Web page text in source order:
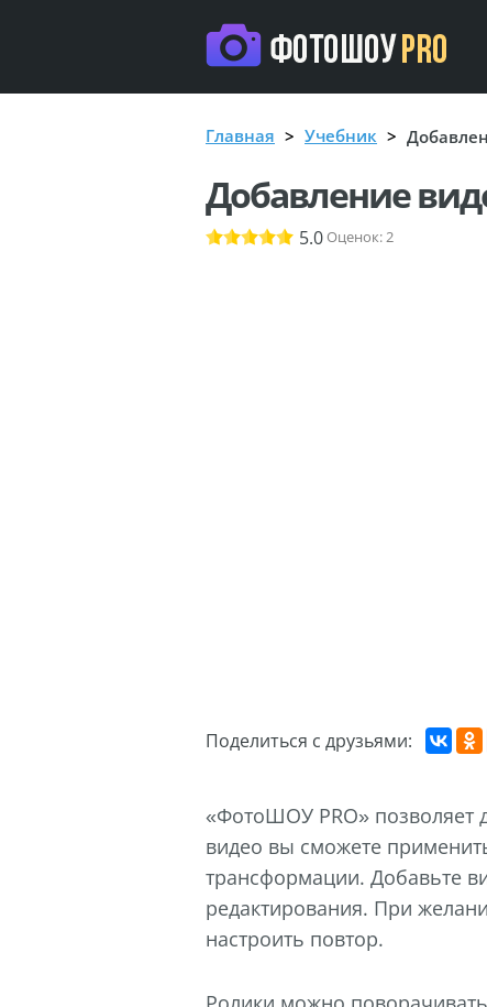
Главная Учебник
Добавление
5.0Оценок:2
Поделиться с друзьями:
«ФотоШОУ PRO» позволяет
видео вы сможете
трансформации. Добавьте
редактирования. При
настроить повтор.